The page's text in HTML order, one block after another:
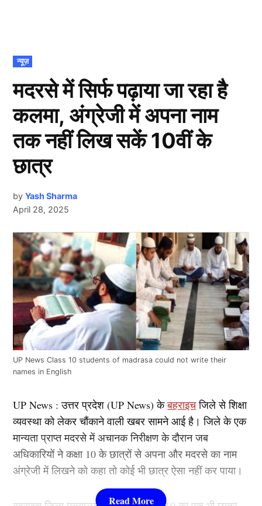
POSTED
IN
न्यूज़
मदरसे में सिर्फ पढ़ाया जा रहा है
कलमा, अंग्रेजी में अपना नाम
तक नहीं लिख सकें 10वीं के
छात्र
by Yash Sharma
April 28, 2025
UP News Class 10 students of madrasa could not write their
names in English
UP News : उत्तर प्रदेश (UP News) केबहराइचजिले से शिक्षा
व्यवस्था को लेकर चौंकाने वाली खबर सामने आई है। जिले के एक
मान्यता प्राप्त मदरसे में अचानक निरीक्षण के दौरान जब
अधिकारियों ने कक्षा 10 के छात्रों से अपना और मदरसे का नाम
अंग्रेजी में लिखने को कहा तो कोई भी छात्र ऐसा नहीं कर पाया।